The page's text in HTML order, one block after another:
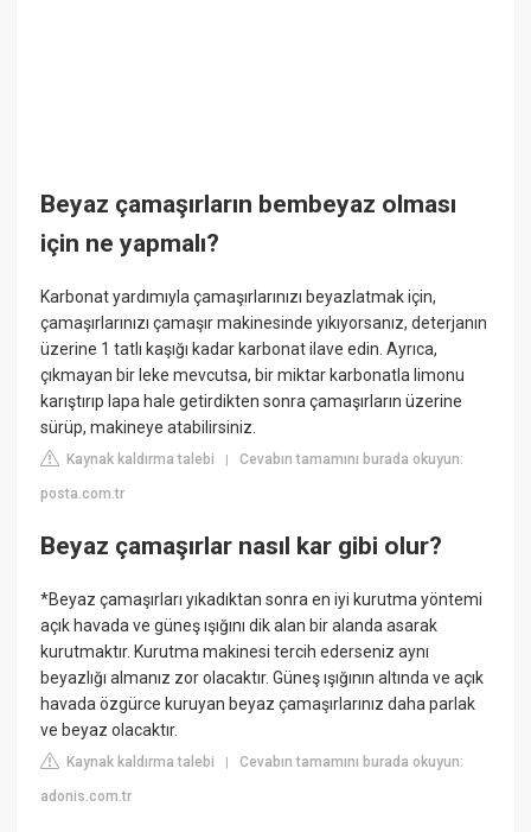
Beyaz çamaşırların bembeyaz olması
için ne yapmalı?
Karbonat yardımıyla çamaşırlarınızı beyazlatmak için,
çamaşırlarınızı çamaşır makinesinde yıkıyorsanız, deterjanın
üzerine 1 tatlı kaşığı kadar karbonat ilave edin. Ayrıca,
çıkmayan bir leke mevcutsa, bir miktar karbonatla limonu
karıştırıp lapa hale getirdikten sonra çamaşırların üzerine
sürüp, makineye atabilirsiniz.
Kaynak kaldırma talebi |Cevabın tamamını burada okuyun:
posta.com.tr
Beyaz çamaşırlar nasıl kar gibi olur?
*Beyaz çamaşırları yıkadıktan sonra en iyi kurutma yöntemi
açık havada ve güneş ışığını dik alan bir alanda asarak
kurutmaktır. Kurutma makinesi tercih ederseniz aynı
beyazlığı almanız zor olacaktır. Güneş ışığının altında ve açık
havada özgürce kuruyan beyaz çamaşırlarınız daha parlak
ve beyaz olacaktır.
Kaynak kaldırma talebi |Cevabın tamamını burada okuyun:
adonis.com.tr